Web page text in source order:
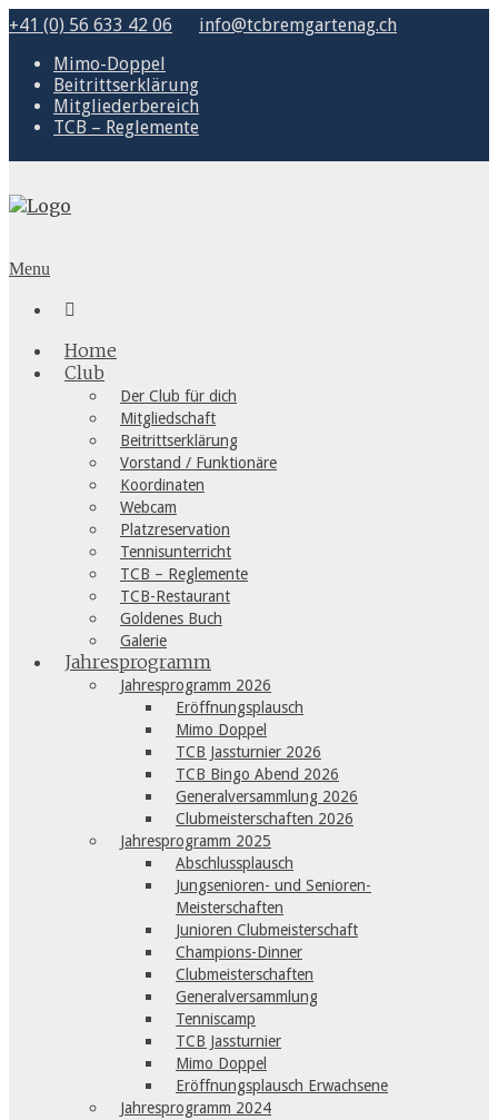
+41 (0) 56 633 42 06
info@tcbremgartenag.ch
Mimo-Doppel
Beitrittserklärung
Mitgliederbereich
TCB – Reglemente
Menu

Home
Club
Der Club für dich
Mitgliedschaft
Beitrittserklärung
Vorstand / Funktionäre
Koordinaten
Webcam
Platzreservation
Tennisunterricht
TCB – Reglemente
TCB-Restaurant
Goldenes Buch
Galerie
Jahresprogramm
Jahresprogramm 2026
Eröffnungsplausch
Mimo Doppel
TCB Jassturnier 2026
TCB Bingo Abend 2026
Generalversammlung 2026
Clubmeisterschaften 2026
Jahresprogramm 2025
Abschlussplausch
Jungsenioren- und Senioren-
Meisterschaften
Junioren Clubmeisterschaft
Champions-Dinner
Clubmeisterschaften
Generalversammlung
Tenniscamp
TCB Jassturnier
Mimo Doppel
Eröffnungsplausch Erwachsene
Jahresprogramm 2024